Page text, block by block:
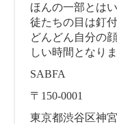
ほんの一部とは
徒たちの目は釘
どんどん自分の
しい時間となりま
SABFA
〒150-0001
東京都渋谷区神